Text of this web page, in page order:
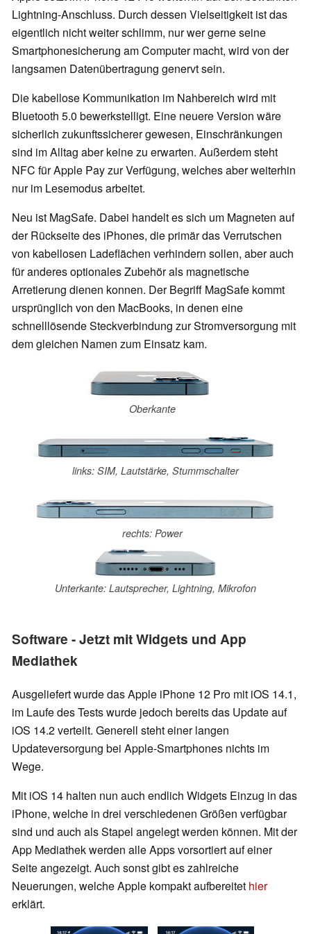
Lightning-Anschluss. Durch dessen Vielseitigkeit ist das
eigentlich nicht weiter schlimm, nur wer gerne seine
Smartphonesicherung am Computer macht, wird von der
langsamen Datenübertragung genervt sein.
Die kabellose Kommunikation im Nahbereich wird mit
Bluetooth 5.0 bewerkstelligt. Eine neuere Version wäre
sicherlich zukunftssicherer gewesen, Einschränkungen
sind im Alltag aber keine zu erwarten. Außerdem steht
NFC für Apple Pay zur Verfügung, welches aber weiterhin
nur im Lesemodus arbeitet.
Neu ist MagSafe. Dabei handelt es sich um Magneten auf
der Rückseite des iPhones, die primär das Verrutschen
von kabellosen Ladeflächen verhindern sollen, aber auch
für anderes optionales Zubehör als magnetische
Arretierung dienen konnen. Der Begriff MagSafe kommt
ursprünglich von den MacBooks, in denen eine
schnelllösende Steckverbindung zur Stromversorgung mit
dem gleichen Namen zum Einsatz kam.
Oberkante
links: SIM, Lautstärke, Stummschalter
rechts: Power
Unterkante: Lautsprecher, Lightning, Mikrofon
Software - Jetzt mit Widgets und App
Mediathek
Ausgeliefert wurde das Apple iPhone 12 Pro mit iOS 14.1,
im Laufe des Tests wurde jedoch bereits das Update auf
iOS 14.2 verteilt. Generell steht einer langen
Updateversorgung bei Apple-Smartphones nichts im
Wege.
Mit iOS 14 halten nun auch endlich Widgets Einzug in das
iPhone, welche in drei verschiedenen Größen verfügbar
sind und auch als Stapel angelegt werden können. Mit der
App Mediathek werden alle Apps vorsortiert auf einer
Seite angezeigt. Auch sonst gibt es zahlreiche
Neuerungen, welche Apple kompakt aufbereitet hier
erklärt.